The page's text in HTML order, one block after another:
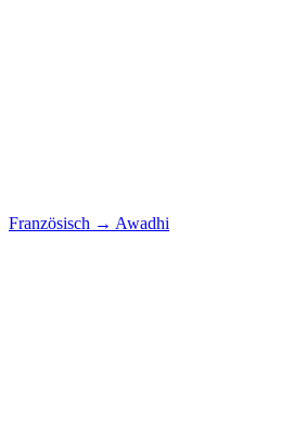
Französisch → Awadhi